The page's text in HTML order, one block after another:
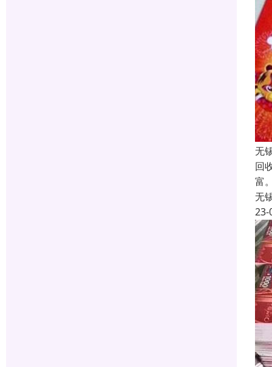
无
回
富
无
23-